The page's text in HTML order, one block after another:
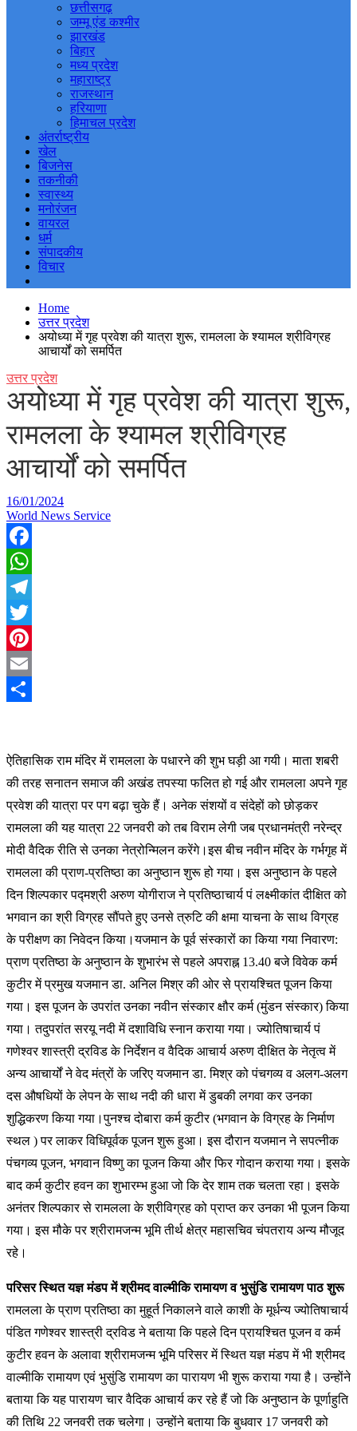
छत्तीसगढ़
जम्मू एंड कश्मीर
झारखंड
बिहार
मध्य प्रदेश
महाराष्ट्र
राजस्थान
हरियाणा
हिमाचल प्रदेश
अंतर्राष्ट्रीय
खेल
बिजनेस
तकनीकी
स्वास्थ्य
मनोरंजन
वायरल
धर्म
संपादकीय
विचार
Home
उत्तर प्रदेश
अयोध्या में गृह प्रवेश की यात्रा शुरू, रामलला के श्यामल श्रीविग्रह
आचार्यों को समर्पित
उत्तर प्रदेश
अयोध्या में गृह प्रवेश की यात्रा शुरू,
रामलला के श्यामल श्रीविग्रह
आचार्यों को समर्पित
16/01/2024
World News Service
Facebook
WhatsApp
Telegram
Twitter
Pinterest
Email
ऐतिहासिक राम मंदिर में रामलला के पधारने की शुभ घड़ी आ गयी। माता शबरी
की तरह सनातन समाज की अखंड तपस्या फलित हो गई और रामलला अपने गृह
प्रवेश की यात्रा पर पग बढ़ा चुके हैं। अनेक संशयों व संदेहों को छोड़कर
रामलला की यह यात्रा 22 जनवरी को तब विराम लेगी जब प्रधानमंत्री नरेन्द्र
मोदी वैदिक रीति से उनका नेत्रोन्मिलन करेंगे।इस बीच नवीन मंदिर के गर्भगृह में
रामलला की प्राण-प्रतिष्ठा का अनुष्ठान शुरू हो गया। इस अनुष्ठान के पहले
दिन शिल्पकार पद्मश्री अरुण योगीराज ने प्रतिष्ठाचार्य पं लक्ष्मीकांत दीक्षित को
भगवान का श्री विग्रह सौंपते हुए उनसे त्रुटि की क्षमा याचना के साथ विग्रह
के परीक्षण का निवेदन किया।यजमान के पूर्व संस्कारों का किया गया निवारण:
प्राण प्रतिष्ठा के अनुष्ठान के शुभारंभ से पहले अपराह्न 13.40 बजे विवेक कर्म
कुटीर में प्रमुख यजमान डा. अनिल मिश्र की ओर से प्रायश्चित पूजन किया
गया। इस पूजन के उपरांत उनका नवीन संस्कार क्षौर कर्म (मुंडन संस्कार) किया
गया। तदुपरांत सरयू नदी में दशाविधि स्नान कराया गया। ज्योतिषाचार्य पं
गणेश्वर शास्त्री द्रविड के निर्देशन व वैदिक आचार्य अरुण दीक्षित के नेतृत्व में
अन्य आचार्यों ने वेद मंत्रों के जरिए यजमान डा. मिश्र को पंचगव्य व अलग-अलग
दस औषधियों के लेपन के साथ नदी की धारा में डुबकी लगवा कर उनका
शुद्धिकरण किया गया।पुनश्च दोबारा कर्म कुटीर (भगवान के विग्रह के निर्माण
स्थल ) पर लाकर विधिपूर्वक पूजन शुरू हुआ। इस दौरान यजमान ने सपत्नीक
पंचगव्य पूजन, भगवान विष्णु का पूजन किया और फिर गोदान कराया गया। इसके
बाद कर्म कुटीर हवन का शुभारम्भ हुआ जो कि देर शाम तक चलता रहा। इसके
अनंतर शिल्पकार से रामलला के श्रीविग्रह को प्राप्त कर उनका भी पूजन किया
गया। इस मौके पर श्रीरामजन्म भूमि तीर्थ क्षेत्र महासचिव चंपतराय अन्य मौजूद
रहे।
परिसर स्थित यज्ञ मंडप में श्रीमद वाल्मीकि रामायण व भुसुंडि रामायण पाठ शुरू
रामलला के प्राण प्रतिष्ठा का मुहूर्त निकालने वाले काशी के मूर्धन्य ज्योतिषाचार्य
पंडित गणेश्वर शास्त्री द्रविड ने बताया कि पहले दिन प्रायश्चित पूजन व कर्म
कुटीर हवन के अलावा श्रीरामजन्म भूमि परिसर में स्थित यज्ञ मंडप में भी श्रीमद
वाल्मीकि रामायण एवं भुसुंडि रामायण का पारायण भी शुरू कराया गया है। उन्होंने
बताया कि यह पारायण चार वैदिक आचार्य कर रहे हैं जो कि अनुष्ठान के पूर्णाहुति
की तिथि 22 जनवरी तक चलेगा। उन्होंने बताया कि बुधवार 17 जनवरी को